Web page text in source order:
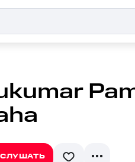
СЛУШАТЬ